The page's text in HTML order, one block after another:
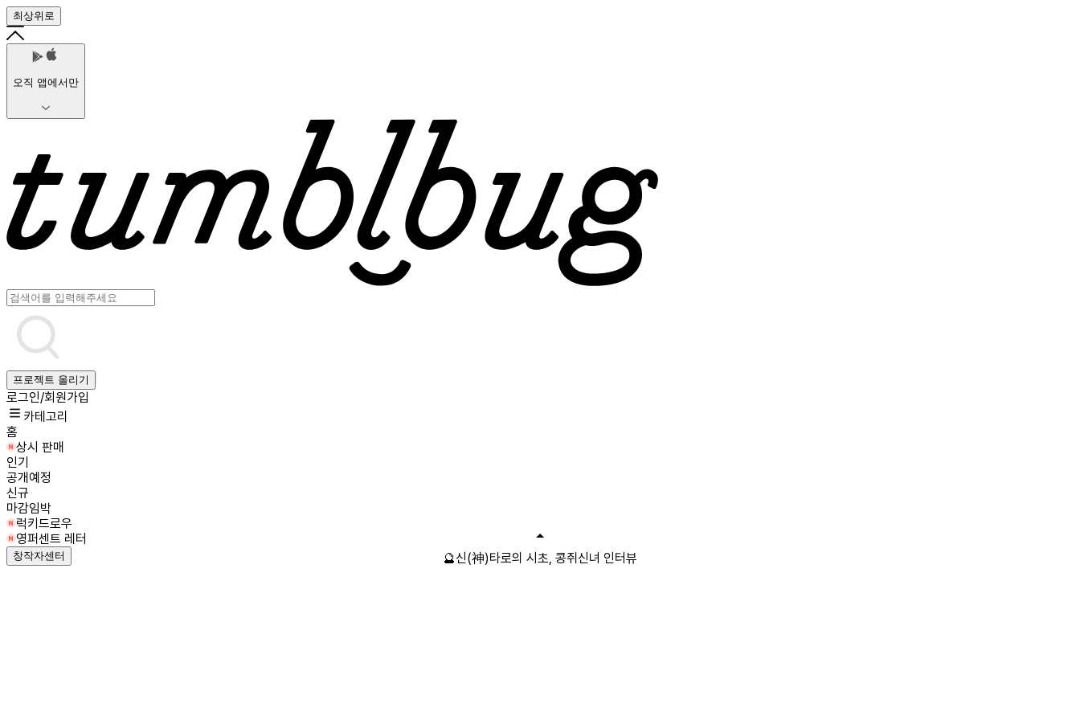
최상위로
오직 앱에서만
프로젝트 올리기
로그인/회원가입
카테고리
홈
상시 판매
인기
공개예정
신규
마감임박
럭키드로우
영퍼센트 레터
창작자센터 🔮신(神)타로의 시초, 콩쥐신녀 인터뷰